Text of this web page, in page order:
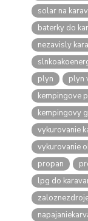
solar na
baterky do
nezavisly
plyn
plyn
kempingove
kempingovy
vykurovanie
vykurovanie
propan
lpg do